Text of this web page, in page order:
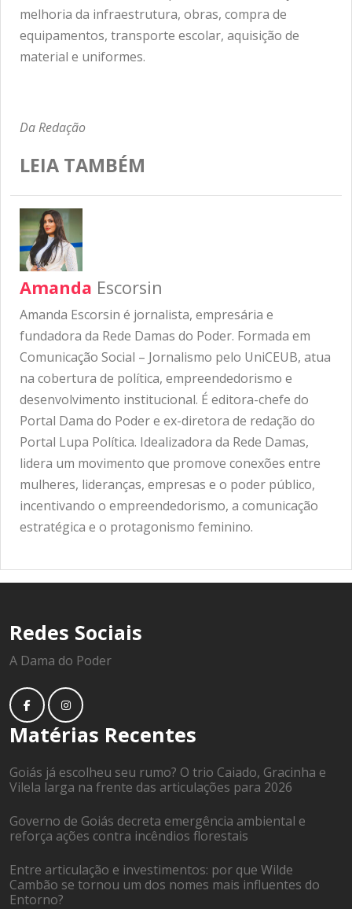
melhoria da infraestrutura, obras, compra de
equipamentos, transporte escolar, aquisição de
material e uniformes.
Da Redação
LEIA TAMBÉM
Amanda Escorsin
Amanda Escorsin é jornalista, empresária e
fundadora da Rede Damas do Poder. Formada em
Comunicação Social – Jornalismo pelo UniCEUB, atua
na cobertura de política, empreendedorismo e
desenvolvimento institucional. É editora-chefe do
Portal Dama do Poder e ex-diretora de redação do
Portal Lupa Política. Idealizadora da Rede Damas,
lidera um movimento que promove conexões entre
mulheres, lideranças, empresas e o poder público,
incentivando o empreendedorismo, a comunicação
estratégica e o protagonismo feminino.
Redes Sociais
A Dama do Poder
Matérias Recentes
Goiás já escolheu seu rumo? O trio Caiado, Gracinha e
Vilela larga na frente das articulações para 2026
Governo de Goiás decreta emergência ambiental e
reforça ações contra incêndios florestais
Entre articulação e investimentos: por que Wilde
Cambão se tornou um dos nomes mais influentes do
Entorno?